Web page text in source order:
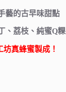
藝的古早味甜點
、荔枝、純蜜Q粿
坊真蜂蜜製成！